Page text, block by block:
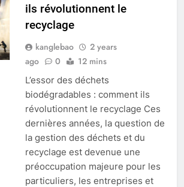
ils révolutionnent le
recyclage
kanglebao
2 years
ago
0 12 mins
L’essor des déchets
biodégradables : comment ils
révolutionnent le recyclage Ces
dernières années, la question de
la gestion des déchets et du
recyclage est devenue une
préoccupation majeure pour les
particuliers, les entreprises et